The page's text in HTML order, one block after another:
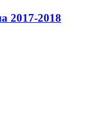
2017-2018